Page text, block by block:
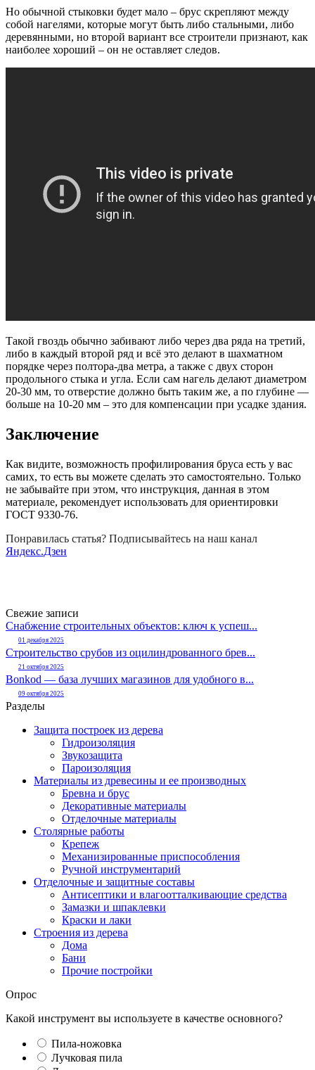
Но обычной стыковки будет мало – брус скрепляют между
собой нагелями, которые могут быть либо стальными, либо
деревянными, но второй вариант все строители признают, как
наиболее хороший – он не оставляет следов.
Такой гвоздь обычно забивают либо через два ряда на третий,
либо в каждый второй ряд и всё это делают в шахматном
порядке через полтора-два метра, а также с двух сторон
продольного стыка и угла. Если сам нагель делают диаметром
20-30 мм, то отверстие должно быть таким же, а по глубине —
больше на 10-20 мм – это для компенсации при усадке здания.
Заключение
Как видите, возможность профилирования бруса есть у вас
самих, то есть вы можете сделать это самостоятельно. Только
не забывайте при этом, что инструкция, данная в этом
материале, рекомендует использовать для ориентировки
ГОСТ 9330-76.
Понравилась статья? Подписывайтесь на наш канал
Яндекс.Дзен
Свежие записи
Снабжение строительных объектов: ключ к успеш...
01 декабря 2025
Строительство срубов из оцилиндрованного брев...
21 октября 2025
Bonkod — база лучших магазинов для удобного в...
09 октября 2025
Разделы
Защита построек из дерева
Гидроизоляция
Звукозащита
Пароизоляция
Материалы из древесины и ее производных
Бревна и брус
Декоративные материалы
Отделочные материалы
Столярные работы
Крепеж
Механизированные приспособления
Ручной инструментарий
Отделочные и защитные составы
Антисептики и влагоотталкивающие средства
Замазки и шпаклевки
Краски и лаки
Строения из дерева
Дома
Бани
Прочие постройки
Опрос
Какой инструмент вы используете в качестве основного?
Пила-ножовка
Лучковая пила